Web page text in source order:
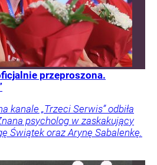
przeproszona.
kanale „Trzeci Serwis” odbiła
psycholog w zaskakujący
Świątek oraz Arynę Sabalenkę.